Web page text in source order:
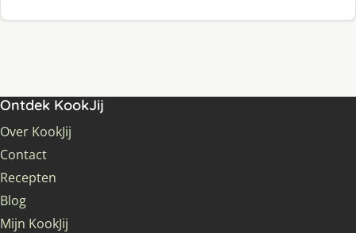
Ontdek KookJij
Over KookJij
Contact
Recepten
Blog
Mijn KookJij